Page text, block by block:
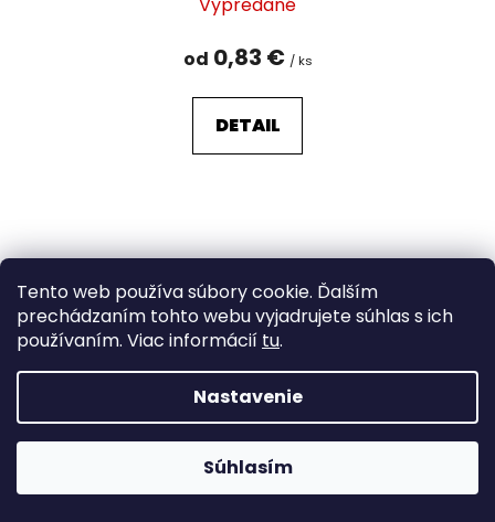
Tento web používa súbory cookie. Ďalším
prechádzaním tohto webu vyjadrujete súhlas s ich
používaním. Viac informácií tu.
Nastavenie
Súhlasím
od 0,83 € / ks
DETAIL